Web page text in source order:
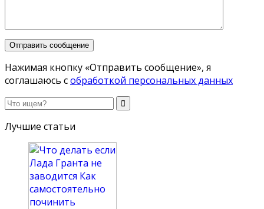
Нажимая кнопку «Отправить сообщение», я
соглашаюсь собработкой персональных данных
Лучшие статьи